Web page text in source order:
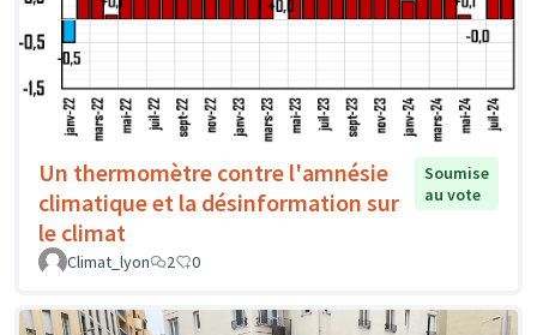
Un thermomètre contre l'amnésie
climatique et la désinformation sur
le climat
Soumise
au vote
Climat_lyon 2 0